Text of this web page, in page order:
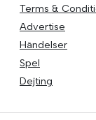
Terms &
Advertise
Händelser
Spel
Dejting